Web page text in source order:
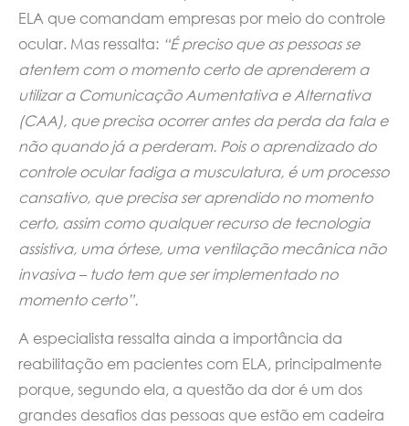
ELA que comandam empresas por meio do controle
ocular. Mas ressalta: “É preciso que as pessoas se
atentem com o momento certo de aprenderem a
utilizar a Comunicação Aumentativa e Alternativa
(CAA), que precisa ocorrer antes da perda da fala e
não quando já a perderam. Pois o aprendizado do
controle ocular fadiga a musculatura, é um processo
cansativo, que precisa ser aprendido no momento
certo, assim como qualquer recurso de tecnologia
assistiva, uma órtese, uma ventilação mecânica não
invasiva – tudo tem que ser implementado no
momento certo”.
A especialista ressalta ainda a importância da
reabilitação em pacientes com ELA, principalmente
porque, segundo ela, a questão da dor é um dos
grandes desafios das pessoas que estão em cadeira